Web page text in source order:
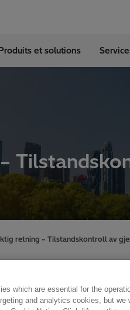
EconiQ
Jobs
Lumada
HVDC
et solutions
retning – Tilstandskontroll av
on demand
which are essential for the
and analytics cookies, but we